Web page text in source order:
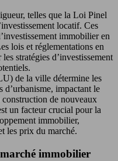
telles que la Loi Pinel
locatif. Ces
immobilier en
lois et réglementations en
stratégies d’investissement
de la ville détermine les
d’urbanisme, impactant le
de nouveaux
un facteur crucial pour la
immobilier,
les prix du marché.
marché immobilier